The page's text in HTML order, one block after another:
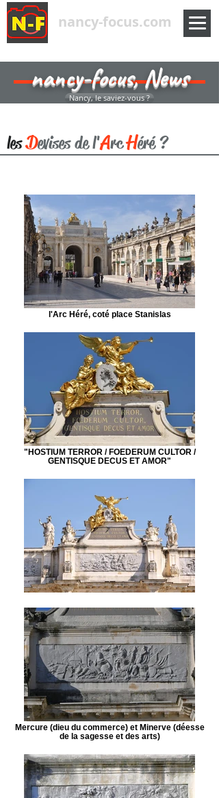
nancy-focus.com
nancy-focus, News
Nancy, le saviez-vous ?
lesDevises de l'ArcHéré ?
l'Arc Héré, coté place Stanislas
"HOSTIUM TERROR / FOEDERUM CULTOR /
GENTISQUE DECUS ET AMOR"
Mercure (dieu du commerce) et Minerve (déesse
de la sagesse et des arts)